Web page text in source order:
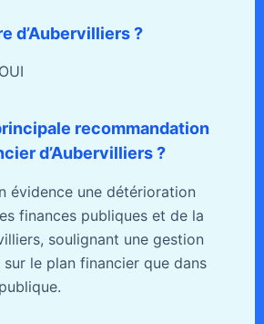
d’Aubervilliers ?
recommandation
d’Aubervilliers ?
évidence une détérioration
finances publiques et de la
soulignant une gestion
le plan financier que dans